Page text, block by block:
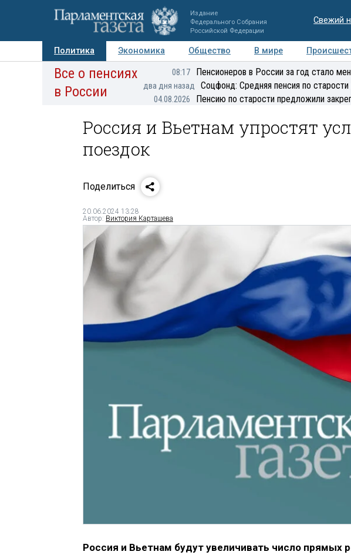
Издание
Федерального Собрания
Российской Федерации
Свежий
Политика Экономика Общество В мире
Авторы Персоны Мнения Регионы Медиацентр
Все о пенсиях
в России
08:17 Пенсионеров в России за год стало
два дня назад Соцфонд: Средняя пенсия по
04.08.2026 Пенсию по старости предложили
Россия и Вьетнам упростят
поездок
Поделиться
20.06.2024 13:28
Автор: Виктория Карташева
Россия и Вьетнам будут увеличивать число прямых